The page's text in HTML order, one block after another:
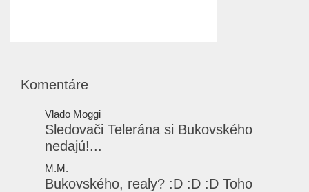
Komentáre
Vlado Moggi
Sledovači Telerána si Bukovského
nedajú!...
M.M.
Bukovského, realy? :D :D :D Toho